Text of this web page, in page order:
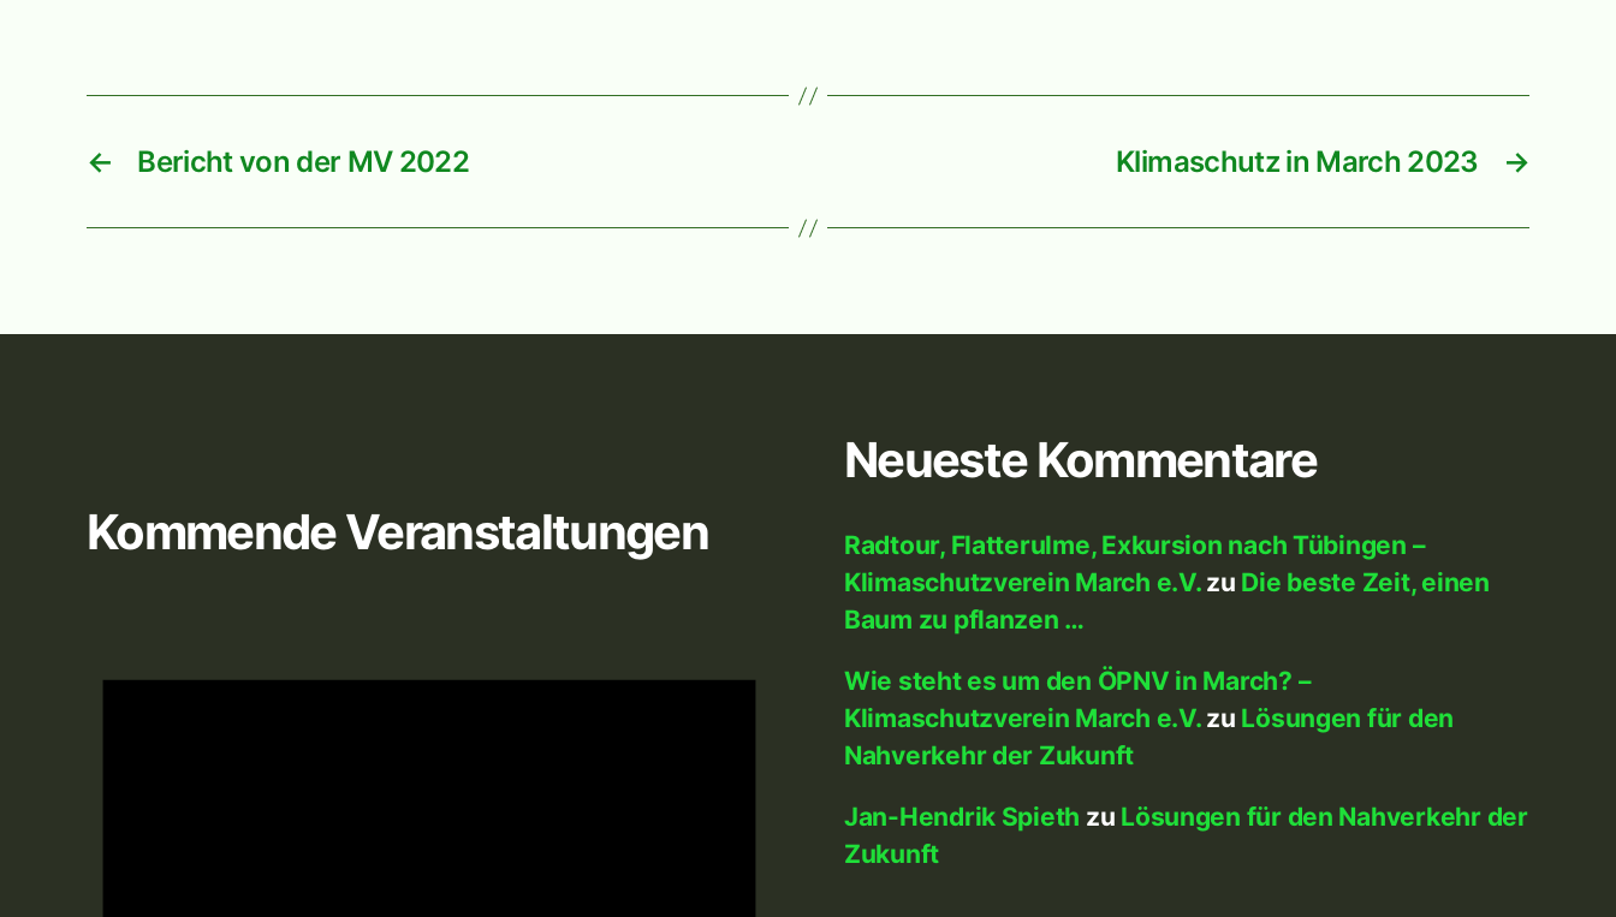
← Bericht von der MV 2022 →
Klimaschutz in March 2023
Kommende Veranstaltungen
Neueste Kommentare
Radtour, Flatterulme, Exkursion nach Tübingen –
Klimaschutzverein March e.V.zu Die beste Zeit, einen
Baum zu pflanzen …
Wie steht es um den ÖPNV in March? –
Klimaschutzverein March e.V.zu Lösungen für den
Nahverkehr der Zukunft
Jan-Hendrik Spieth zu Lösungen für den Nahverkehr der
Zukunft